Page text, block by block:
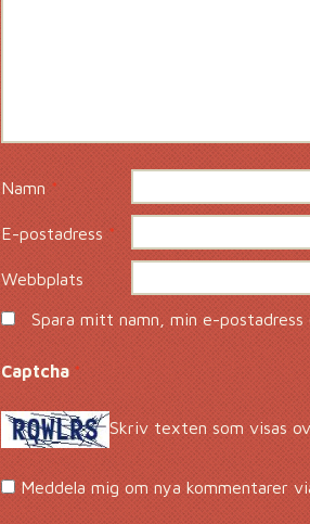
Namn*
E-postadress*
Webbplats
Spara mitt namn, min e-
Captcha*
Skriv texten som visas
Meddela mig om nya kommentarer